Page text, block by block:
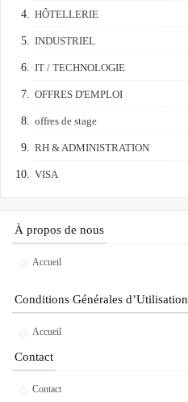
HÔTELLERIE
INDUSTRIEL
IT / TECHNOLOGIE
OFFRES D'EMPLOI
offres de stage
RH & ADMINISTRATION
VISA
À propos de nous
Accueil
Conditions Générales d’Utilisation
Accueil
Contact
Contact